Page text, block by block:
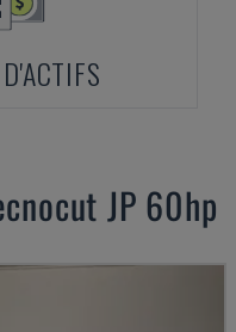
JP 60hp